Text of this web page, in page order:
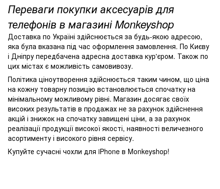
Переваги покупки аксесуарів для
телефонів в магазині Monkeyshop
Доставка по Україні здійснюється за будь-якою адресою,
яка була вказана під час оформлення замовлення. По Києву
і Дніпру передбачена адресна доставка кур'єром. Також по
цих містах є можливість самовивозу.
Політика ціноутворення здійснюється таким чином, що ціна
на кожну товарну позицію встановлюється спочатку на
мінімальному можливому рівні. Магазин досягає своїх
високих результатів в продажах не за рахунок здійснення
акцій і знижок на спочатку завищені ціни, а за рахунок
реалізації продукції високої якості, наявності величезного
асортименту і високого рівня сервісу.
Купуйте сучасні чохли для iPhone в Monkeyshop!